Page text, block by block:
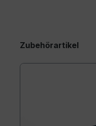
Zubehörartikel